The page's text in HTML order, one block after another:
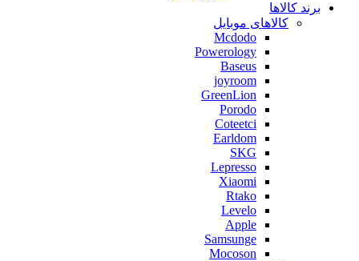
برند کالاها
کالاهای موبایل
Mcdodo
Powerology
Baseus
joyroom
GreenLion
Porodo
Coteetci
Earldom
SKG
Lepresso
Xiaomi
Rtako
Levelo
Apple
Samsunge
Mocoson